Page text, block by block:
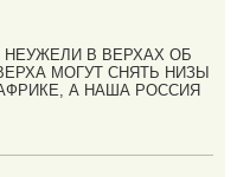
НЕУЖЕЛИ В ВЕРХАХ ОБ
МОГУТ СНЯТЬ НИЗЫ
А НАША РОССИЯ